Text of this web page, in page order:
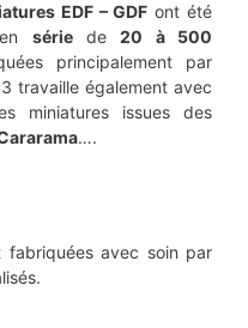
EDF – GDF ont été
sériede20 à 500
principalement par
travaille également avec
miniatures issues des
….
fabriquées avec soin par